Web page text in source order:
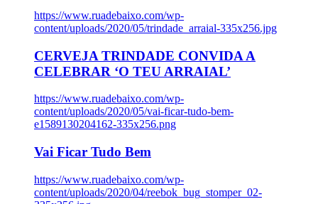
https://www.ruadebaixo.com/wp-
content/uploads/2020/05/trindade_arraial-335x256.jpg
CERVEJA TRINDADE CONVIDA A
CELEBRAR ‘O TEU ARRAIAL’
https://www.ruadebaixo.com/wp-
content/uploads/2020/05/vai-ficar-tudo-bem-
e1589130204162-335x256.png
Vai Ficar Tudo Bem
https://www.ruadebaixo.com/wp-
content/uploads/2020/04/reebok_bug_stomper_02-